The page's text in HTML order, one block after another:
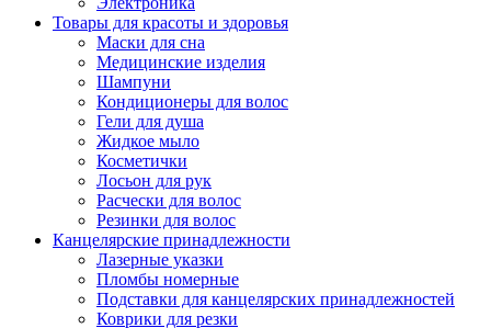
Товары для красоты и здоровья
Маски для сна
Медицинские изделия
Шампуни
Кондиционеры для волос
Гели для душа
Жидкое мыло
Косметички
Лосьон для рук
Расчески для волос
Резинки для волос
Канцелярские принадлежности
Лазерные указки
Пломбы номерные
Подставки для канцелярских принадлежностей
Коврики для резки